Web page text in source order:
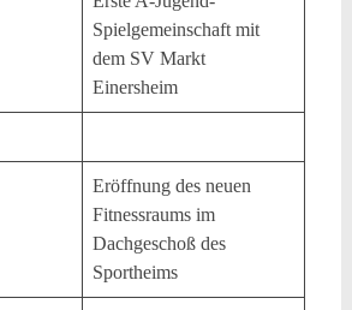
Spielgemeinschaft mit
dem SV Markt
Einersheim
Eröffnung des neuen
Fitnessraums im
Dachgeschoß des
Sportheims